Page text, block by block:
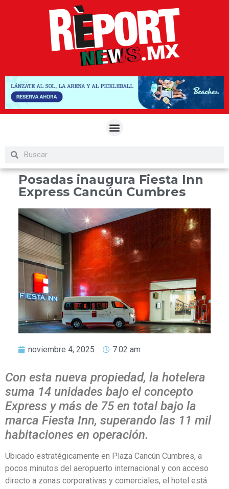
Posadas inaugura Fiesta Inn
Express Cancún Cumbres
noviembre 4, 2025 7:02 am
Con esta nueva propiedad, la hotelera
suma 14 unidades bajo el concepto
Express y más de 75 en total bajo la
marca Fiesta Inn, superando las 11 mil
habitaciones en operación.
Ubicado estratégicamente en Plaza Cancún Cumbres, a
pocos minutos del aeropuerto internacional y con acceso
directo a zonas corporativas y comerciales, el hotel está